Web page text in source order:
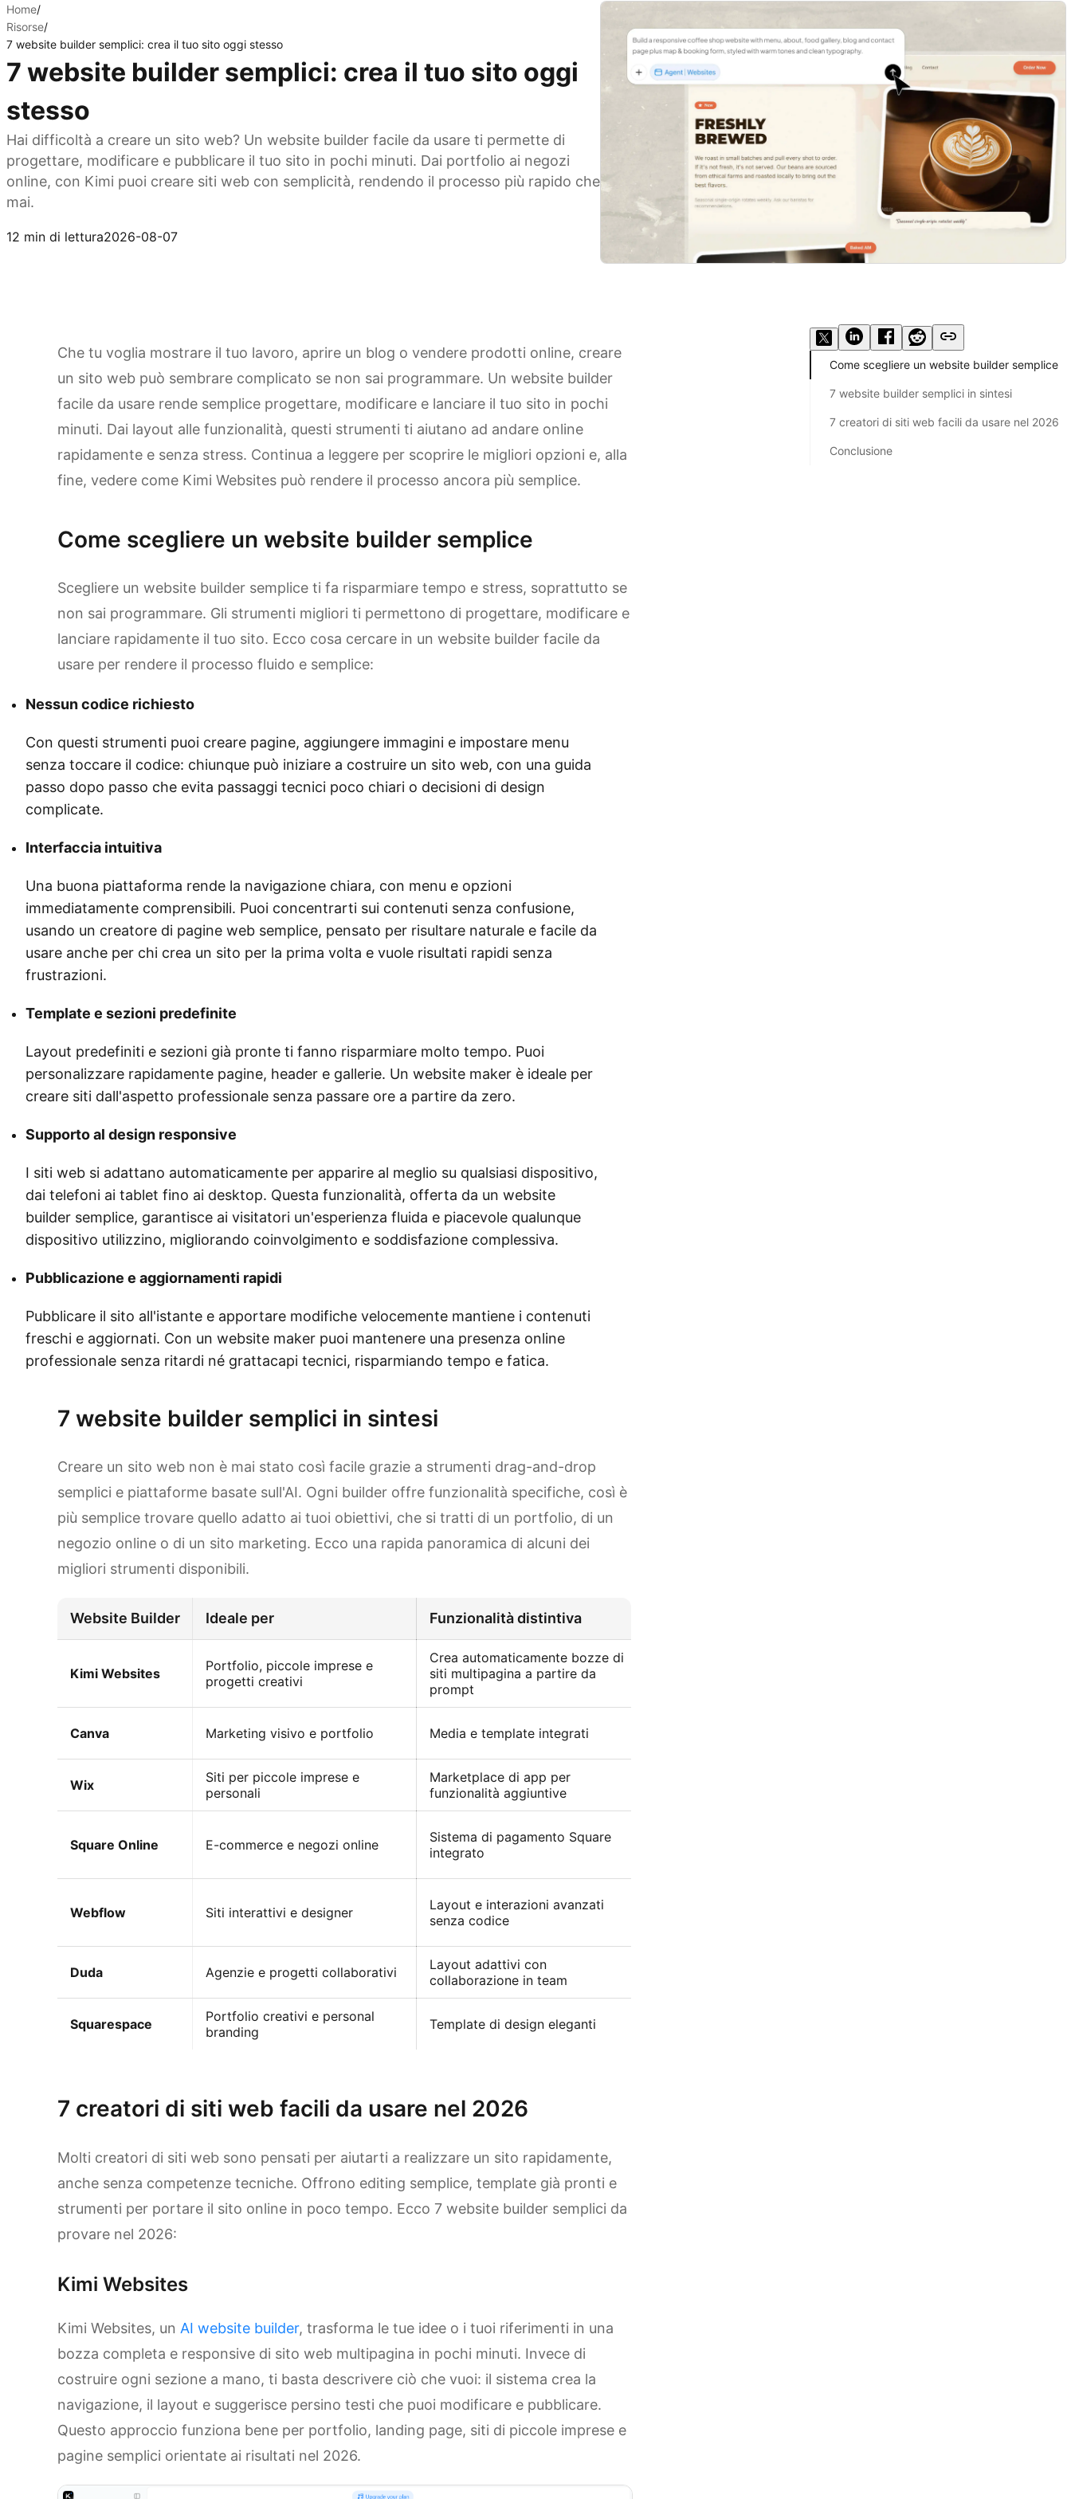
Home/
Risorse/
7 website builder semplici: crea il tuo sito oggi stesso
7 website builder semplici: crea il tuo sito oggi
stesso
Hai difficoltà a creare un sito web? Un website builder facile da usare ti permette di
progettare, modificare e pubblicare il tuo sito in pochi minuti. Dai portfolio ai negozi
online, con Kimi puoi creare siti web con semplicità, rendendo il processo più rapido che
mai.
12 min di lettura2026-08-07
Che tu voglia mostrare il tuo lavoro, aprire un blog o vendere prodotti online, creare
un sito web può sembrare complicato se non sai programmare. Un website builder
facile da usare rende semplice progettare, modificare e lanciare il tuo sito in pochi
minuti. Dai layout alle funzionalità, questi strumenti ti aiutano ad andare online
rapidamente e senza stress. Continua a leggere per scoprire le migliori opzioni e, alla
fine, vedere come Kimi Websites può rendere il processo ancora più semplice.
Come scegliere un website builder semplice
Scegliere un website builder semplice ti fa risparmiare tempo e stress, soprattutto se
non sai programmare. Gli strumenti migliori ti permettono di progettare, modificare e
lanciare rapidamente il tuo sito. Ecco cosa cercare in un website builder facile da
usare per rendere il processo fluido e semplice:
Nessun codice richiesto
Con questi strumenti puoi creare pagine, aggiungere immagini e impostare menu
senza toccare il codice: chiunque può iniziare a costruire un sito web, con una guida
passo dopo passo che evita passaggi tecnici poco chiari o decisioni di design
complicate.
Interfaccia intuitiva
Una buona piattaforma rende la navigazione chiara, con menu e opzioni
immediatamente comprensibili. Puoi concentrarti sui contenuti senza confusione,
usando un creatore di pagine web semplice, pensato per risultare naturale e facile da
usare anche per chi crea un sito per la prima volta e vuole risultati rapidi senza
frustrazioni.
Template e sezioni predefinite
Layout predefiniti e sezioni già pronte ti fanno risparmiare molto tempo. Puoi
personalizzare rapidamente pagine, header e gallerie. Un website maker è ideale per
creare siti dall'aspetto professionale senza passare ore a partire da zero.
Supporto al design responsive
I siti web si adattano automaticamente per apparire al meglio su qualsiasi dispositivo,
dai telefoni ai tablet fino ai desktop. Questa funzionalità, offerta da un website
builder semplice, garantisce ai visitatori un'esperienza fluida e piacevole qualunque
dispositivo utilizzino, migliorando coinvolgimento e soddisfazione complessiva.
Pubblicazione e aggiornamenti rapidi
Pubblicare il sito all'istante e apportare modifiche velocemente mantiene i contenuti
freschi e aggiornati. Con un website maker puoi mantenere una presenza online
professionale senza ritardi né grattacapi tecnici, risparmiando tempo e fatica.
7 website builder semplici in sintesi
Creare un sito web non è mai stato così facile grazie a strumenti drag-and-drop
semplici e piattaforme basate sull'AI. Ogni builder offre funzionalità specifiche, così è
più semplice trovare quello adatto ai tuoi obiettivi, che si tratti di un portfolio, di un
negozio online o di un sito marketing. Ecco una rapida panoramica di alcuni dei
migliori strumenti disponibili.
Website Builder Ideale per Funzionalità distintiva
Kimi Websites
Portfolio, piccole imprese e
progetti creativi
Crea automaticamente bozze di
siti multipagina a partire da
prompt
Canva Marketing visivo e portfolio Media e template integrati
Wix
Siti per piccole imprese e
personali
Marketplace di app per
funzionalità aggiuntive
Square Online E-commerce e negozi online
Sistema di pagamento Square
integrato
Webflow Siti interattivi e designer
Layout e interazioni avanzati
senza codice
Duda Agenzie e progetti collaborativi
Layout adattivi con
collaborazione in team
Squarespace
Portfolio creativi e personal
branding
Template di design eleganti
7 creatori di siti web facili da usare nel 2026
Molti creatori di siti web sono pensati per aiutarti a realizzare un sito rapidamente,
anche senza competenze tecniche. Offrono editing semplice, template già pronti e
strumenti per portare il sito online in poco tempo. Ecco 7 website builder semplici da
provare nel 2026:
Kimi Websites
Kimi Websites, un AI website builder, trasforma le tue idee o i tuoi riferimenti in una
bozza completa e responsive di sito web multipagina in pochi minuti. Invece di
costruire ogni sezione a mano, ti basta descrivere ciò che vuoi: il sistema crea la
navigazione, il layout e suggerisce persino testi che puoi modificare e pubblicare.
Questo approccio funziona bene per portfolio, landing page, siti di piccole imprese e
pagine semplici orientate ai risultati nel 2026.
Come scegliere un website builder semplice
7 website builder semplici in sintesi
7 creatori di siti web facili da usare nel 2026
Conclusione